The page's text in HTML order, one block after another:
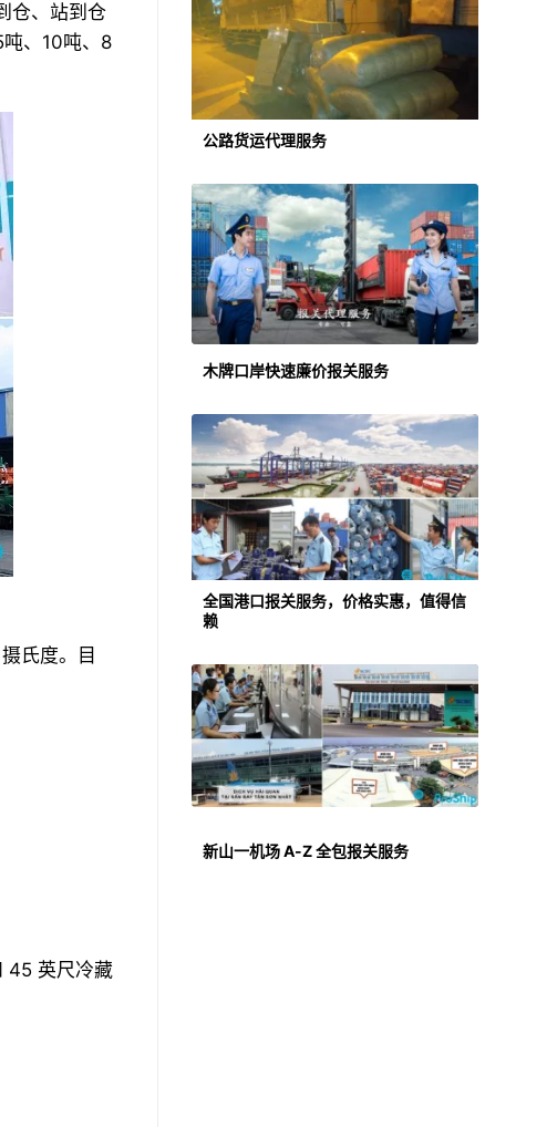
仓、站到仓
、10吨、8
氏度。目
45 英尺冷藏
公路货运代理服务
木牌口岸快速廉价报关服务
全国港口报关服务，价格实惠，值得信
赖
新山一机场 A-Z 全包报关服务